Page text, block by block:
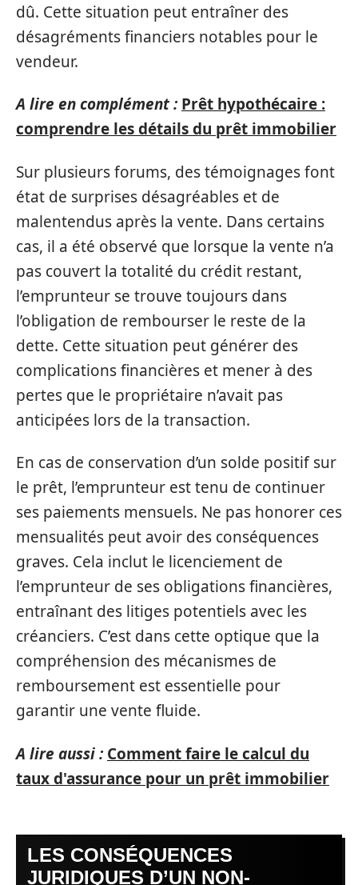
dû. Cette situation peut entraîner des
désagréments financiers notables pour le
vendeur.
A lire en complément : Prêt hypothécaire :
comprendre les détails du prêt immobilier
Sur plusieurs forums, des témoignages font
état de surprises désagréables et de
malentendus après la vente. Dans certains
cas, il a été observé que lorsque la vente n’a
pas couvert la totalité du crédit restant,
l’emprunteur se trouve toujours dans
l’obligation de rembourser le reste de la
dette. Cette situation peut générer des
complications financières et mener à des
pertes que le propriétaire n’avait pas
anticipées lors de la transaction.
En cas de conservation d’un solde positif sur
le prêt, l’emprunteur est tenu de continuer
ses paiements mensuels. Ne pas honorer ces
mensualités peut avoir des conséquences
graves. Cela inclut le licenciement de
l’emprunteur de ses obligations financières,
entraînant des litiges potentiels avec les
créanciers. C’est dans cette optique que la
compréhension des mécanismes de
remboursement est essentielle pour
garantir une vente fluide.
A lire aussi : Comment faire le calcul du
taux d'assurance pour un prêt immobilier
LES CONSÉQUENCES
JURIDIQUES D’UN NON-